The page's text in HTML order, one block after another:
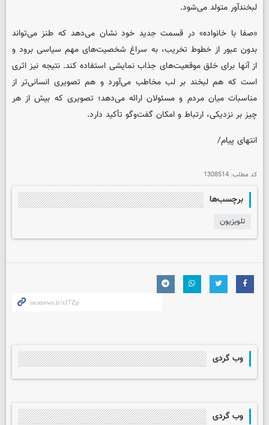
لبخندآور متولد می‌شود.
«صفا با خانواده» در قسمت جدید خود نشان می‌دهد که طنز می‌تواند
بدون عبور از خطوط تخریب، به سراغ شخصیت‌های مهم سیاسی برود و
از آنها برای خلق موقعیت‌های جذاب نمایشی استفاده کند. نتیجه نیز اثری
است که هم لبخند بر لب مخاطب می‌آورد و هم تصویری انسانی‌تر از
مناسبات میان مردم و مسئولان ارائه می‌دهد؛ تصویری که بیش از هر
چیز بر نزدیکی، ارتباط و امکان گفت‌وگو تأکید دارد.
انتهای پیام/
کد مطلب: 1308514
برچسب‌ها
تلویزیون
وب گردی
وب گردی